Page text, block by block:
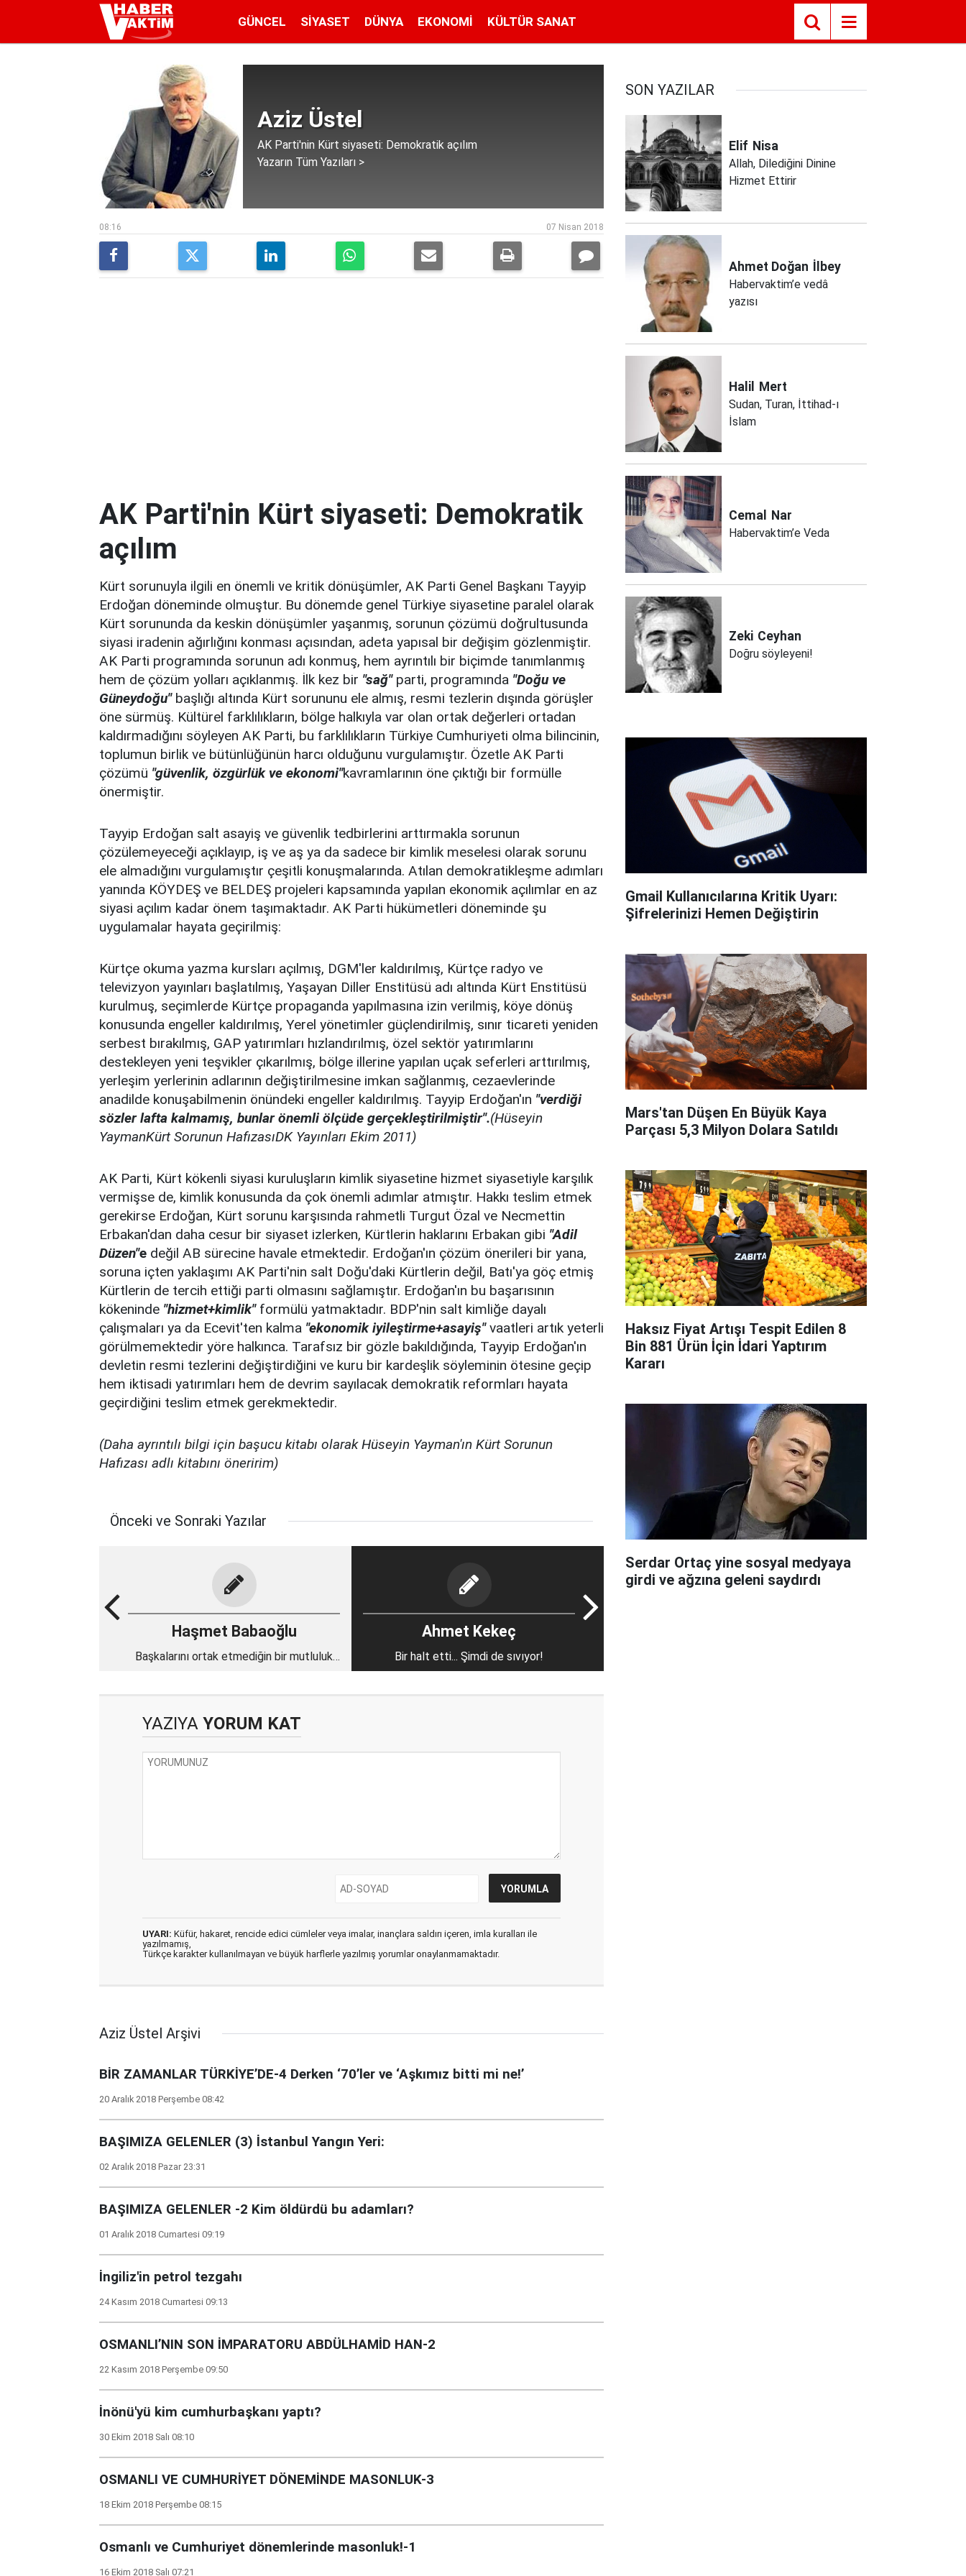
GÜNCEL SIYASET DÜNYA EKONOMI KÜLTÜR SANAT
Aziz Üstel
AK Parti'nin Kürt siyaseti: Demokratik açılım
Yazarın Tüm Yazıları >
08:16 07 Nisan 2018
AK Parti'nin Kürt siyaseti: Demokratik
açılım
Kürt sorunuyla ilgili en önemli ve kritik dönüşümler, AK Parti Genel Başkanı Tayyip
Erdoğan döneminde olmuştur. Bu dönemde genel Türkiye siyasetine paralel olarak
Kürt sorununda da keskin dönüşümler yaşanmış, sorunun çözümü doğrultusunda
siyasi iradenin ağırlığını konması açısından, adeta yapısal bir değişim gözlenmiştir.
AK Parti programında sorunun adı konmuş, hem ayrıntılı bir biçimde tanımlanmış
hem de çözüm yolları açıklanmış. İlk kez bir "sağ" parti, programında "Doğu ve
Güneydoğu" başlığı altında Kürt sorununu ele almış, resmi tezlerin dışında görüşler
öne sürmüş. Kültürel farklılıkların, bölge halkıyla var olan ortak değerleri ortadan
kaldırmadığını söyleyen AK Parti, bu farklılıkların Türkiye Cumhuriyeti olma bilincinin,
toplumun birlik ve bütünlüğünün harcı olduğunu vurgulamıştır. Özetle AK Parti
çözümü "güvenlik, özgürlük ve ekonomi"kavramlarının öne çıktığı bir formülle
önermiştir.
Tayyip Erdoğan salt asayiş ve güvenlik tedbirlerini arttırmakla sorunun
çözülemeyeceği açıklayıp, iş ve aş ya da sadece bir kimlik meselesi olarak sorunu
ele almadığını vurgulamıştır çeşitli konuşmalarında. Atılan demokratikleşme adımları
yanında KÖYDEŞ ve BELDEŞ projeleri kapsamında yapılan ekonomik açılımlar en az
siyasi açılım kadar önem taşımaktadır. AK Parti hükümetleri döneminde şu
uygulamalar hayata geçirilmiş:
Kürtçe okuma yazma kursları açılmış, DGM'ler kaldırılmış, Kürtçe radyo ve
televizyon yayınları başlatılmış, Yaşayan Diller Enstitüsü adı altında Kürt Enstitüsü
kurulmuş, seçimlerde Kürtçe propaganda yapılmasına izin verilmiş, köye dönüş
konusunda engeller kaldırılmış, Yerel yönetimler güçlendirilmiş, sınır ticareti yeniden
serbest bırakılmış, GAP yatırımları hızlandırılmış, özel sektör yatırımlarını
destekleyen yeni teşvikler çıkarılmış, bölge illerine yapılan uçak seferleri arttırılmış,
yerleşim yerlerinin adlarının değiştirilmesine imkan sağlanmış, cezaevlerinde
anadilde konuşabilmenin önündeki engeller kaldırılmış. Tayyip Erdoğan'ın "verdiği
sözler lafta kalmamış, bunlar önemli ölçüde gerçekleştirilmiştir".(Hüseyin
YaymanKürt Sorunun HafızasıDK Yayınları Ekim 2011)
AK Parti, Kürt kökenli siyasi kuruluşların kimlik siyasetine hizmet siyasetiyle karşılık
vermişse de, kimlik konusunda da çok önemli adımlar atmıştır. Hakkı teslim etmek
gerekirse Erdoğan, Kürt sorunu karşısında rahmetli Turgut Özal ve Necmettin
Erbakan'dan daha cesur bir siyaset izlerken, Kürtlerin haklarını Erbakan gibi "Adil
Düzen"e değil AB sürecine havale etmektedir. Erdoğan'ın çözüm önerileri bir yana,
soruna içten yaklaşımı AK Parti'nin salt Doğu'daki Kürtlerin değil, Batı'ya göç etmiş
Kürtlerin de tercih ettiği parti olmasını sağlamıştır. Erdoğan'ın bu başarısının
kökeninde "hizmet+kimlik" formülü yatmaktadır. BDP'nin salt kimliğe dayalı
çalışmaları ya da Ecevit'ten kalma "ekonomik iyileştirme+asayiş"vaatleri artık yeterli
görülmemektedir yöre halkınca. Tarafsız bir gözle bakıldığında, Tayyip Erdoğan'ın
devletin resmi tezlerini değiştirdiğini ve kuru bir kardeşlik söyleminin ötesine geçip
hem iktisadi yatırımları hem de devrim sayılacak demokratik reformları hayata
geçirdiğini teslim etmek gerekmektedir.
(Daha ayrıntılı bilgi için başucu kitabı olarak Hüseyin Yayman'ın Kürt Sorunun
Hafızası adlı kitabını öneririm)
Önceki ve Sonraki Yazılar
Haşmet Babaoğlu
Başkalarını ortak etmediğin bir mutluluk
Ahmet Kekeç
Bir halt etti... Şimdi de sıvıyor!
YAZIYA YORUM KAT
UYARI: Küfür, hakaret, rencide edici cümleler veya imalar, inançlara saldırı içeren, imla kuralları ile
yazılmamış,
Türkçe karakter kullanılmayan ve büyük harflerle yazılmış yorumlar onaylanmamaktadır.
Aziz Üstel Arşivi
BİR ZAMANLAR TÜRKİYE’DE-4 Derken ‘70’ler ve ‘Aşkımız bitti mi ne!’
20 Aralık 2018 Perşembe 08:42
BAŞIMIZA GELENLER (3) İstanbul Yangın Yeri:
02 Aralık 2018 Pazar 23:31
BAŞIMIZA GELENLER -2 Kim öldürdü bu adamları?
01 Aralık 2018 Cumartesi 09:19
İngiliz'in petrol tezgahı
24 Kasım 2018 Cumartesi 09:13
OSMANLI’NIN SON İMPARATORU ABDÜLHAMİD HAN-2
22 Kasım 2018 Perşembe 09:50
İnönü'yü kim cumhurbaşkanı yaptı?
30 Ekim 2018 Salı 08:10
OSMANLI VE CUMHURİYET DÖNEMİNDE MASONLUK-3
18 Ekim 2018 Perşembe 08:15
Osmanlı ve Cumhuriyet dönemlerinde masonluk!-1
16 Ekim 2018 Salı 07:21
SON YAZILAR
Elif Nisa
Allah, Dilediğini Dinine
Hizmet Ettirir
Ahmet Doğan İlbey
Habervaktim’e vedâ
yazısı
Halil Mert
Sudan, Turan, İttihad-ı
İslam
Cemal Nar
Habervaktim’e Veda
Zeki Ceyhan
Doğru söyleyeni!
Gmail Kullanıcılarına Kritik Uyarı:
Şifrelerinizi Hemen Değiştirin
Mars'tan Düşen En Büyük Kaya
Parçası 5,3 Milyon Dolara Satıldı
Haksız Fiyat Artışı Tespit Edilen 8
Bin 881 Ürün İçin İdari Yaptırım
Kararı
Serdar Ortaç yine sosyal medyaya
girdi ve ağzına geleni saydırdı